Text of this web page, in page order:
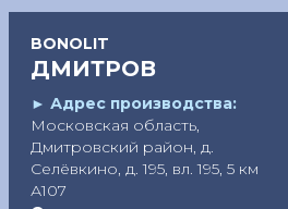
BONOLIT
ДМИТРОВ
► Адрес производства:
Московская область,
Дмитровский район, д.
Селёвкино, д. 195, вл. 195, 5 км
А107